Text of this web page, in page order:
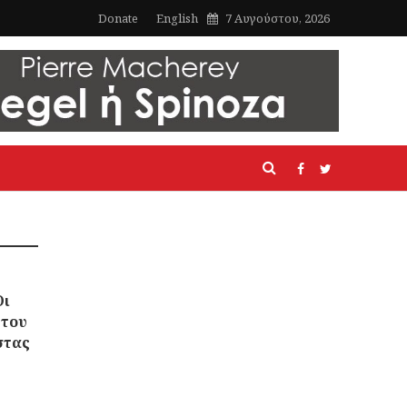
Donate English 7 Αυγούστου, 2026